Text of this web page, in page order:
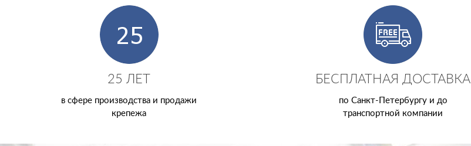
25 ЛЕТ
в сфере производства и продажи
крепежа
БЕСПЛАТНАЯ ДОСТАВКА
по Санкт-Петербургу и до
транспортной компании